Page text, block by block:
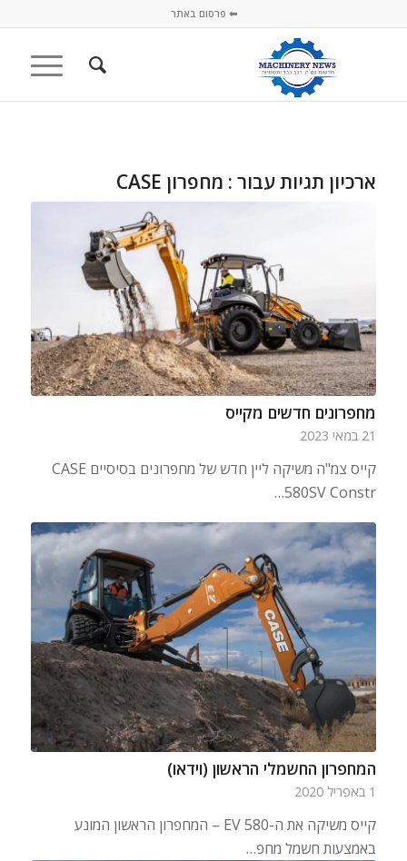
⬅ פרסום באתר
ארכיון תגיות עבור : מחפרון CASE
מחפרונים חדשים מקייס
21 במאי 2023
קייס צמ"ה משיקה ליין חדש של מחפרונים בסיסיים CASE
580SV Constr…
המחפרון החשמלי הראשון (וידאו)
1 באפריל 2020
קייס משיקה את ה-580 EV – המחפרון הראשון המונע
באמצעות חשמל מחפ…